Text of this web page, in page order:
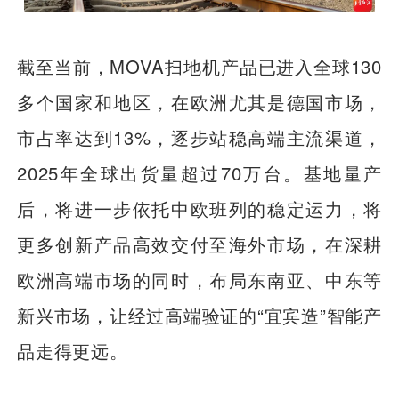
截至当前，MOVA扫地机产品已进入全球130
多个国家和地区，在欧洲尤其是德国市场，
市占率达到13%，逐步站稳高端主流渠道，
2025年全球出货量超过70万台。基地量产
后，将进一步依托中欧班列的稳定运力，将
更多创新产品高效交付至海外市场，在深耕
欧洲高端市场的同时，布局东南亚、中东等
新兴市场，让经过高端验证的“宜宾造”智能产
品走得更远。